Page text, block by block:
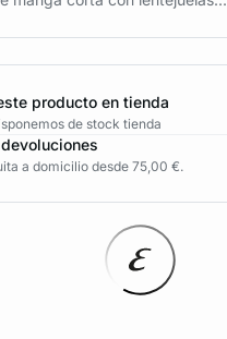
producto en tienda
de stock tienda
a domicilio desde 75,00 €.